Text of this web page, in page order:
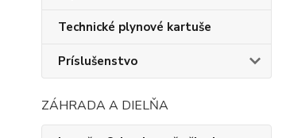
Technické plynové kartuše
Príslušenstvo
ZÁHRADA A DIELŇA